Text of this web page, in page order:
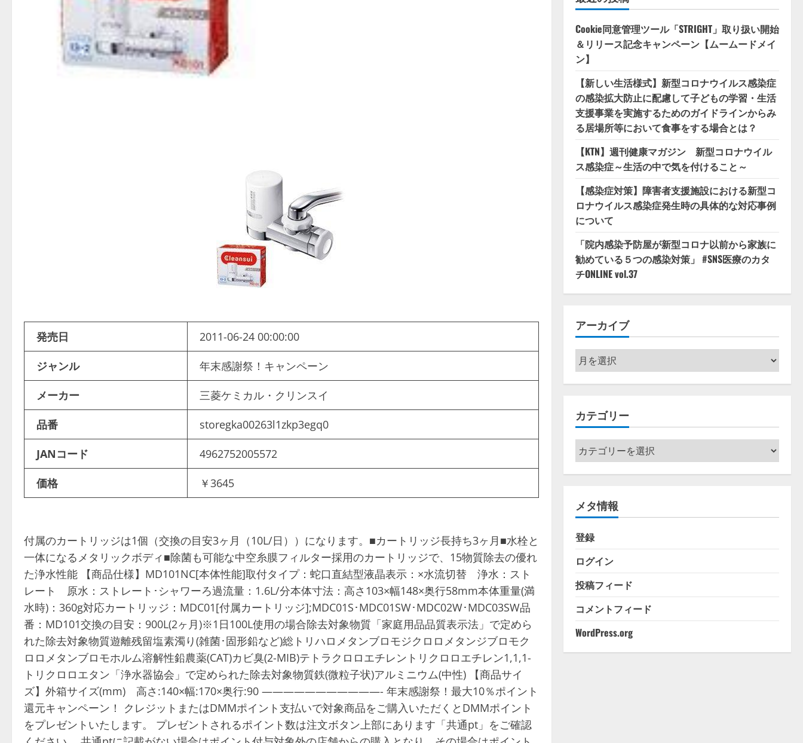
発売日 2011-06-24 00:00:00
ジャンル 年末感謝祭！キャンペーン
メーカー 三菱ケミカル・クリンスイ
品番 storegka00263l1zkp3egq0
JANコード 4962752005572
価格 ￥3645
付属のカートリッジは1個（交換の目安3ヶ月（10L/日））になります。■カートリッジ長持ち3ヶ月■水栓と
一体になるメタリックボディ■除菌も可能な中空糸膜フィルター採用のカートリッジで、15物質除去の優れ
た浄水性能 【商品仕様】MD101NC[本体性能]取付タイプ：蛇口直結型液晶表示：×水流切替 浄水：スト
レート 原水：ストレート･シャワーろ過流量：1.6L/分本体寸法：高さ103×幅148×奥行58mm本体重量(満
水時)：360g対応カートリッジ：MDC01[付属カートリッジ];MDC01S･MDC01SW･MDC02W･MDC03SW品
番：MD101交換の目安：900L(2ヶ月)※1日100L使用の場合除去対象物質「家庭用品品質表示法」で定めら
れた除去対象物質遊離残留塩素濁り(雑菌･固形鉛など)総トリハロメタンブロモジクロロメタンジブロモク
ロロメタンブロモホルム溶解性鉛農薬(CAT)カビ臭(2-MIB)テトラクロロエチレントリクロロエチレン1,1,1-
トリクロロエタン「浄水器協会」で定められた除去対象物質鉄(微粒子状)アルミニウム(中性) 【商品サイ
ズ】外箱サイズ(mm) 高さ:140×幅:170×奥行:90 ———————————- 年末感謝祭！最大10％ポイント
還元キャンペーン！ クレジットまたはDMMポイント支払いで対象商品をご購入いただくとDMMポイント
をプレゼントいたします。 プレゼントされるポイント数は注文ボタン上部にあります「共通pt」をご確認
Cookie同意管理ツール「STRIGHT」取り扱い開始
＆リリース記念キャンペーン【ムームードメイ
ン】
【新しい生活様式】新型コロナウイルス感染症
の感染拡大防止に配慮して子どもの学習・生活
支援事業を実施するためのガイドラインからみ
る居場所等において食事をする場合とは？
【KTN】週刊健康マガジン 新型コロナウイル
ス感染症～生活の中で気を付けること～
【感染症対策】障害者支援施設における新型コ
ロナウイルス感染症発生時の具体的な対応事例
について
「院内感染予防屋が新型コロナ以前から家族に
勧めている５つの感染対策」 #SNS医療のカタ
チONLINE vol.37
アーカイブ
ア
ー
カ
ブ
カテゴリー
カ
テ
ゴ
ー
メタ情報
登録
ログイン
投稿フィード
コメントフィード
WordPress.org